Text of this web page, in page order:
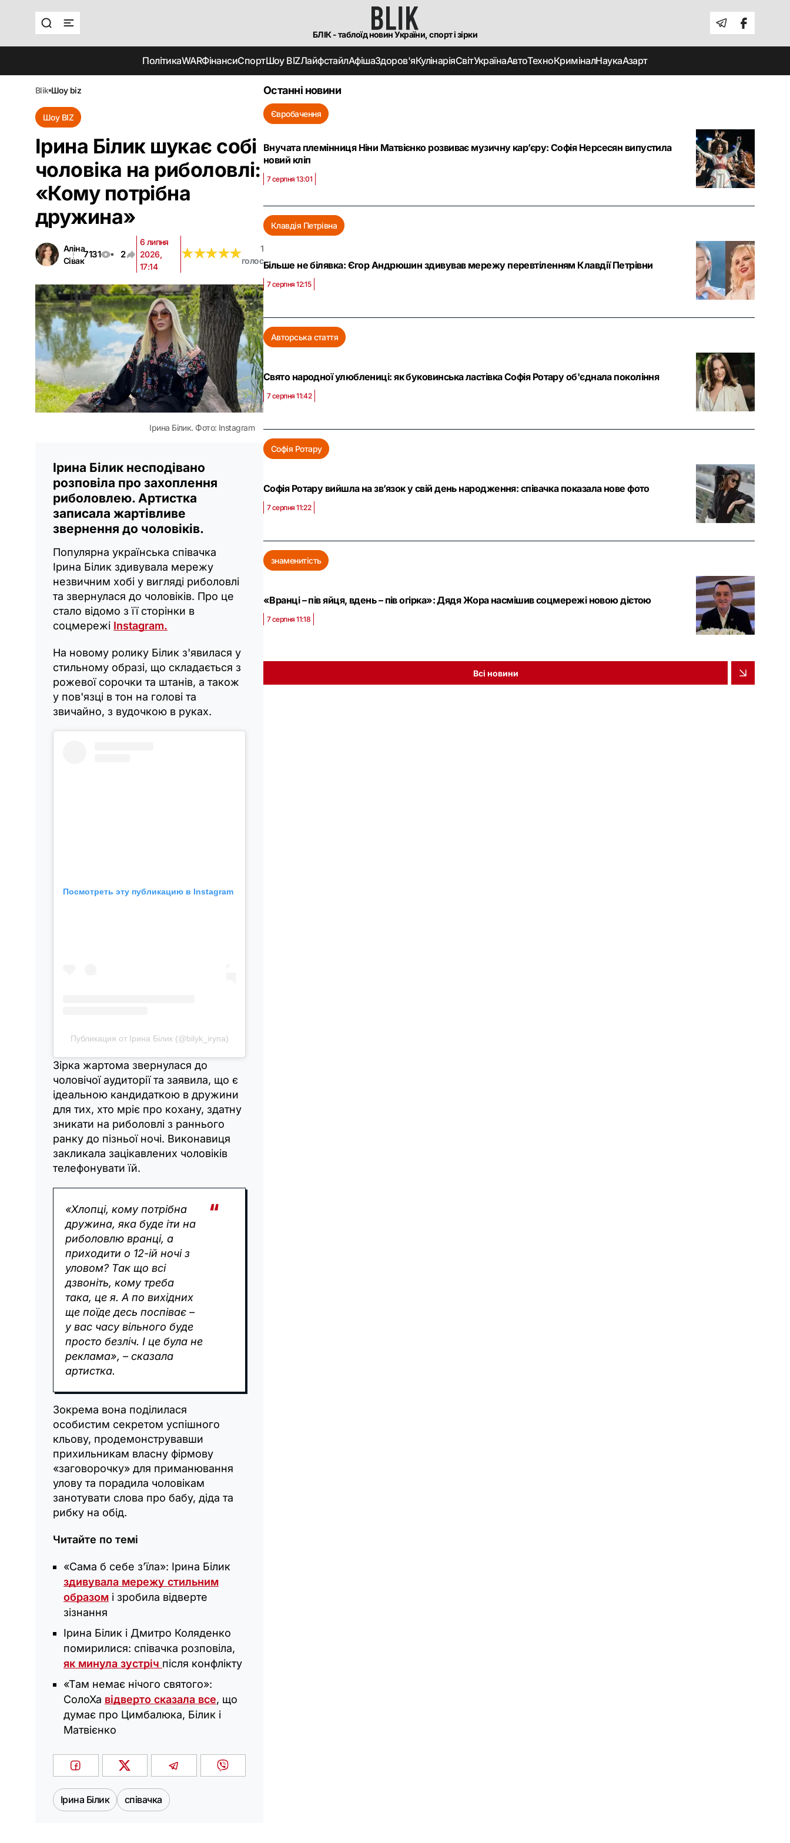
БЛІК - таблоїд новин України, спорт і зірки
ПолітикаWARФінансиСпортШоу BIZЛайфстайлАфішаЗдоров'яКулінаріяСвітУкраїнаАвтоТехноКриміналНаукаАзарт
blik шоу biz
Шоу BIZ
Ірина Білик шукає собі
чоловіка на риболовлі:
«Кому потрібна
дружина»
Аліна
Сівак
7131 2
6 липня
2026,
17:14
★★★★★
★★★★★
1
голос
Ірина Білик. Фото: Instagram
Ірина Білик несподівано
розповіла про захоплення
риболовлею. Артистка
записала жартівливе
звернення до чоловіків.
Популярна українська співачка
Ірина Білик здивувала мережу
незвичним хобі у вигляді риболовлі
та звернулася до чоловіків. Про це
стало відомо з її сторінки в
соцмережі Instagram.
На новому ролику Білик з'явилася у
стильному образі, що складається з
рожевої сорочки та штанів, а також
у пов'язці в тон на голові та
звичайно, з вудочкою в руках.
Посмотреть эту публикацию в Instagram
Публикация от Ірина Білик (@bilyk_iryna)
Зірка жартома звернулася до
чоловічої аудиторії та заявила, що є
ідеальною кандидаткою в дружини
для тих, хто мріє про кохану, здатну
зникати на риболовлі з раннього
ранку до пізньої ночі. Виконавиця
закликала зацікавлених чоловіків
телефонувати їй.
«Хлопці, кому потрібна
дружина, яка буде іти на
риболовлю вранці, а
приходити о 12-ій ночі з
уловом? Так що всі
дзвоніть, кому треба
така, це я. А по вихідних
ще поїде десь поспіває –
у вас часу вільного буде
просто безліч. І це була не
реклама», – сказала
артистка.
Зокрема вона поділилася
особистим секретом успішного
кльову, продемонструвавши
прихильникам власну фірмову
«заговорочку» для приманювання
улову та порадила чоловікам
занотувати слова про бабу, діда та
рибку на обід.
Читайте по темі
«Сама б себе з’їла»: Ірина Білик
здивувала мережу стильним
образом і зробила відверте
зізнання
Ірина Білик і Дмитро Коляденко
помирилися: співачка розповіла,
як минула зустріч після конфлікту
«‎Там немає нічого святого»:
СолоХа відверто сказала все, що
думає про Цимбалюка, Білик і
Матвієнко
Ірина Білик співачка
Останні новини
Євробачення
Внучата племінниця Ніни Матвієнко розвиває музичну кар’єру: Софія Нерсесян випустила
новий кліп
7 серпня 13:01
Клавдія Петрівна
Більше не білявка: Єгор Андрюшин здивував мережу перевтіленням Клавдії Петрівни
7 серпня 12:15
Авторська стаття
Свято народної улюблениці: як буковинська ластівка Софія Ротару об'єднала покоління
7 серпня 11:42
Софія Ротару
Софія Ротару вийшла на зв’язок у свій день народження: співачка показала нове фото
7 серпня 11:22
знаменитість
«Вранці – пів яйця, вдень – пів огірка»: Дядя Жора насмішив соцмережі новою дієтою
7 серпня 11:18
Всі новини